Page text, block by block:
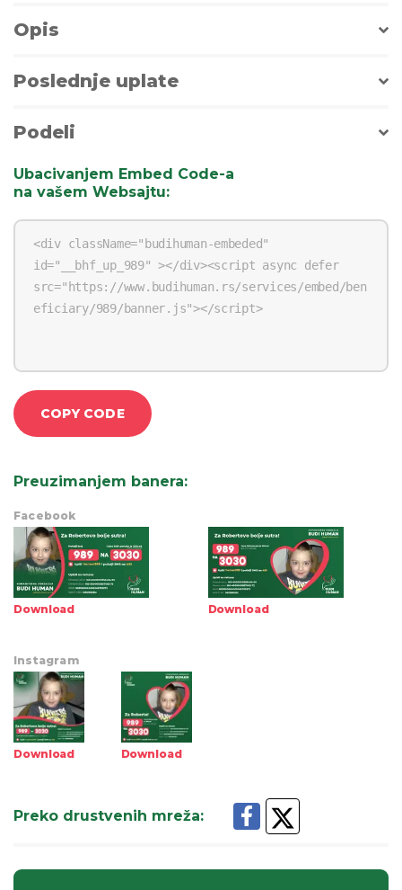
Opis
Poslednje uplate
Podeli
Ubacivanjem Embed Code-a
na vašem Websajtu:
COPY CODE
Preuzimanjem banera:
Facebook
Download Download
Instagram
Download Download
Preko drustvenih mreža: